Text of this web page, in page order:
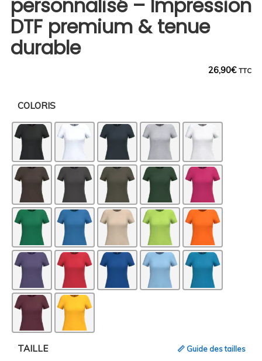
personnalisé – Impression
DTF premium & tenue
durable
26,90€ TTC
COLORIS
TAILLE 📏 Guide des tailles